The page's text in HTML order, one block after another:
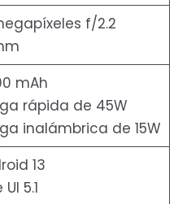
f/2.2
mAh
rápida de 45W
inalámbrica de 15W
13
5.1